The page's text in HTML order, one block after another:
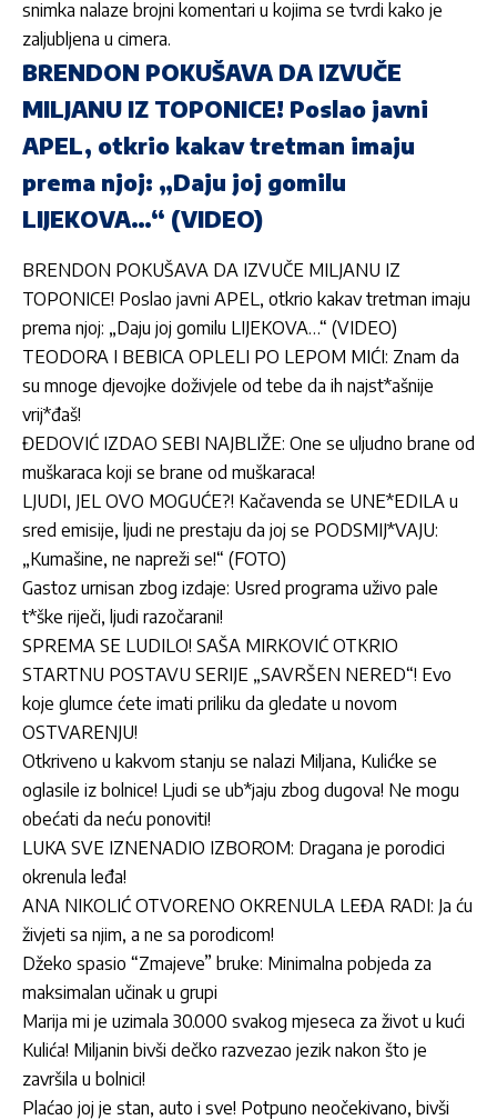
snimka nalaze brojni komentari u kojima se tvrdi kako je
zaljubljena u cimera.
BRENDON POKUŠAVA DA IZVUČE
MILJANU IZ TOPONICE! Poslao javni
APEL, otkrio kakav tretman imaju
prema njoj: „Daju joj gomilu
LIJEKOVA…“ (VIDEO)
BRENDON POKUŠAVA DA IZVUČE MILJANU IZ
TOPONICE! Poslao javni APEL, otkrio kakav tretman imaju
prema njoj: „Daju joj gomilu LIJEKOVA…“ (VIDEO)
TEODORA I BEBICA OPLELI PO LEPOM MIĆI: Znam da
su mnoge djevojke doživjele od tebe da ih najst*ašnije
vrij*đaš!
ĐEDOVIĆ IZDAO SEBI NAJBLIŽE: One se uljudno brane od
muškaraca koji se brane od muškaraca!
LJUDI, JEL OVO MOGUĆE?! Kačavenda se UNE*EDILA u
sred emisije, ljudi ne prestaju da joj se PODSMIJ*VAJU:
„Kumašine, ne napreži se!“ (FOTO)
Gastoz urnisan zbog izdaje: Usred programa uživo pale
t*ške riječi, ljudi razočarani!
SPREMA SE LUDILO! SAŠA MIRKOVIĆ OTKRIO
STARTNU POSTAVU SERIJE „SAVRŠEN NERED“! Evo
koje glumce ćete imati priliku da gledate u novom
OSTVARENJU!
Otkriveno u kakvom stanju se nalazi Miljana, Kulićke se
oglasile iz bolnice! Ljudi se ub*jaju zbog dugova! Ne mogu
obećati da neću ponoviti!
LUKA SVE IZNENADIO IZBOROM: Dragana je porodici
okrenula leđa!
ANA NIKOLIĆ OTVORENO OKRENULA LEĐA RADI: Ja ću
živjeti sa njim, a ne sa porodicom!
Džeko spasio “Zmajeve” bruke: Minimalna pobjeda za
maksimalan učinak u grupi
Marija mi je uzimala 30.000 svakog mjeseca za život u kući
Kulića! Miljanin bivši dečko razvezao jezik nakon što je
završila u bolnici!
Plaćao joj je stan, auto i sve! Potpuno neočekivano, bivši